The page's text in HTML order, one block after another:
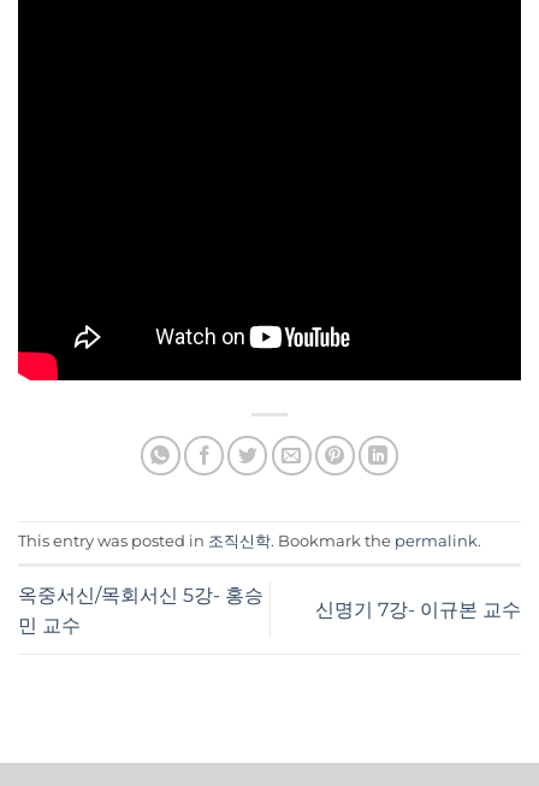
This entry was posted in 조직신학. Bookmark the permalink.
옥중서신/목회서신 5강- 홍승
민 교수
신명기 7강- 이규본 교수